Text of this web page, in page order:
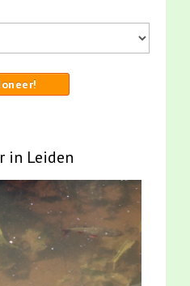
in Leiden